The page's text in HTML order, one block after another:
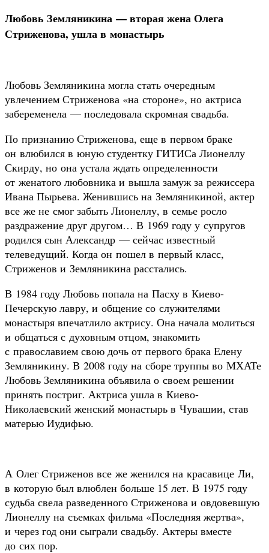
Любовь Земляникина — вторая жена Олега
Стриженова, ушла в монастырь
Любовь Земляникина могла стать очередным
увлечением Стриженова «на стороне», но актриса
забеременела — последовала скромная свадьба.
По признанию Стриженова, еще в первом браке
он влюбился в юную студентку ГИТИСа Лионеллу
Скирду, но она устала ждать определенности
от женатого любовника и вышла замуж за режиссера
Ивана Пырьева. Женившись на Земляникиной, актер
все же не смог забыть Лионеллу, в семье росло
раздражение друг другом… В 1969 году у супругов
родился сын Александр — сейчас известный
телеведущий. Когда он пошел в первый класс,
Стриженов и Земляникина расстались.
В 1984 году Любовь попала на Пасху в Киево-
Печерскую лавру, и общение со служителями
монастыря впечатлило актрису. Она начала молиться
и общаться с духовным отцом, знакомить
с православием свою дочь от первого брака Елену
Земляникину. В 2008 году на сборе труппы во МХАТе
Любовь Земляникина объявила о своем решении
принять постриг. Актриса ушла в Киево-
Николаевский женский монастырь в Чувашии, став
матерью Иудифью.
А Олег Стриженов все же женился на красавице Ли,
в которую был влюблен больше 15 лет. В 1975 году
судьба свела разведенного Стриженова и овдовевшую
Лионеллу на съемках фильма «Последняя жертва»,
и через год они сыграли свадьбу. Актеры вместе
до сих пор.